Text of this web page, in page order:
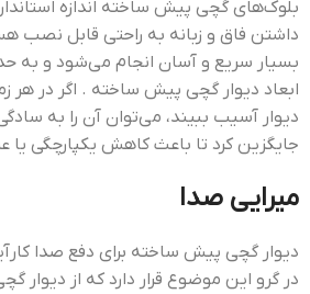
بلوک‌های گچی پیش ساخته اندازه
داشتن فاق و زبانه به راحتی قابل نصب
بسیار سریع و آسان انجام می‌شود و به
ابعاد دیوار گچی پیش ساخته . اگر در هر
دیوار آسیب ببیند، می‌توان آن را به
جایگزین کرد تا باعث کاهش یکپارچگی یا
میرایی صدا
دیوار گچی پیش ساخته برای دفع صدا
در گرو این موضوع قرار دارد که از دیوار